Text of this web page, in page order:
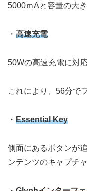
5000ｍAと容量の大
・ 高速充電
50Wの高速充電に対
これにより、56分で
・ Essential Key
側面にあるボタンが
ンテンツのキャプチ